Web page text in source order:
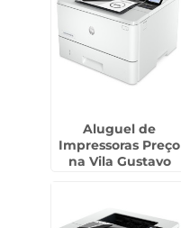
Aluguel de
Impressoras Preço
na Vila Gustavo